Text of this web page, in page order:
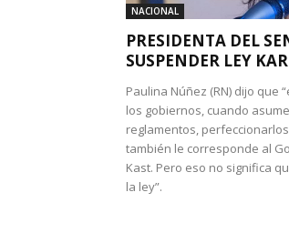
NACIONAL
PRESIDENTA DEL
SUSPENDER LEY
Paulina Núñez (RN) dijo que
los gobiernos, cuando
reglamentos,
también le corresponde al
Kast. Pero eso no significa
la ley”.